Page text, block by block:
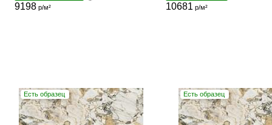
9198р/м² 10681 р/м²
Есть образец Есть образец